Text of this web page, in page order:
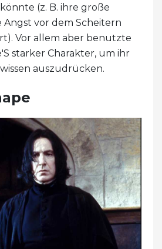
(z. B. ihre große
Angst vor dem Scheitern
Vor allem aber benutzte
starker Charakter, um ihr
auszudrücken.